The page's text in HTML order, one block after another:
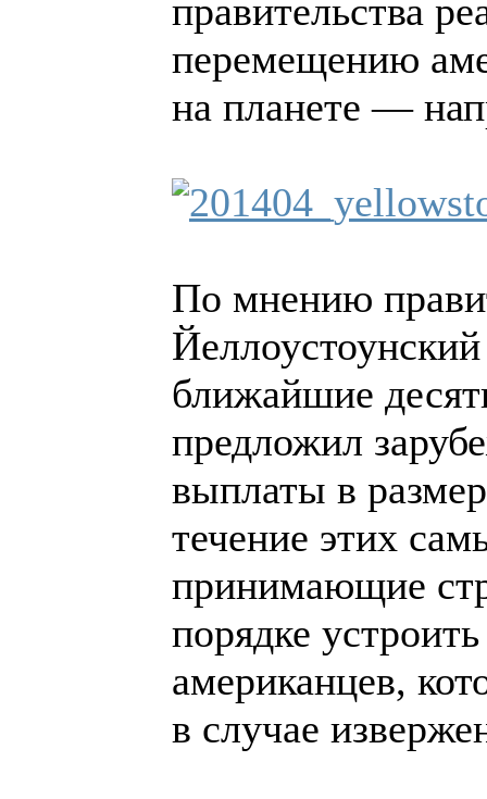
правительства
перемещению
на планете —
По мнению
Йеллоустоунский
ближайшие
предложил
выплаты в
течение этих
принимающие
порядке
американцев,
в случае